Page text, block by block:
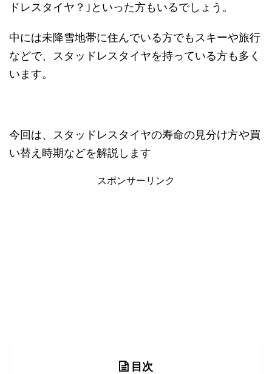
ドレスタイヤ？｣といった方もいるでしょう。
中には未降雪地帯に住んでいる方でもスキーや旅行
などで、スタッドレスタイヤを持っている方も多く
います。
今回は、スタッドレスタイヤの寿命の見分け方や買
い替え時期などを解説します
スポンサーリンク
目次